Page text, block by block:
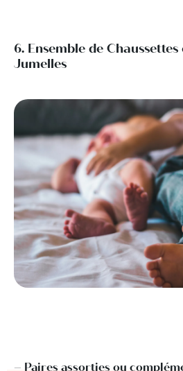
6. Ensemble de
Jumelles
– Paires assorties ou